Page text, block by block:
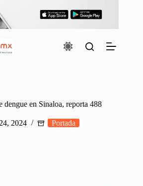
dengue en Sinaloa, reporta 488
2024 Portada